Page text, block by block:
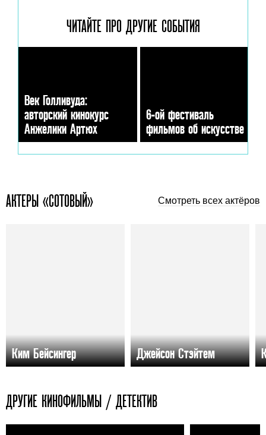
ЧИТАЙТЕ ПРО ДРУГИЕ СОБЫТИЯ
Век Голливуда:
авторский кинокурс
Анжелики Артюх
6-ой фестиваль
фильмов об искусстве
АКТЕРЫ «СОТОВЫЙ» Смотреть всех актёров
Ким Бейсингер Джейсон Стэйтем
ДРУГИЕ КИНОФИЛЬМЫ / ДЕТЕКТИВ